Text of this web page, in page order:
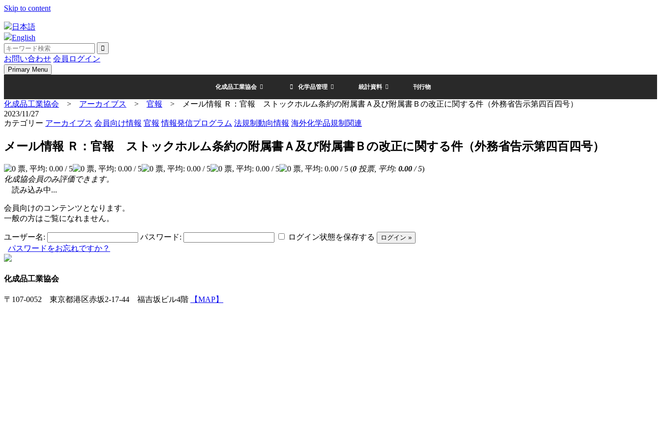
Skip to content
日本語
English
お問い合わせ 会員ログイン
Primary Menu
化成品工業協会 化学品管理 統計資料 刊行物
化成品工業協会 > アーカイブス > 官報 >
メール情報 Ｒ：官報 ストックホルム条約の附属書Ａ及び附属書Ｂの改正に関する件（外務省告示第四百四号）
2023/11/27
カテゴリー アーカイブス 会員向け情報 官報 情報発信プログラム 法規制動向情報 海外化学品規制関連
メール情報 Ｒ：官報 ストックホルム条約の附属書Ａ及び附属書Ｂの改正に関する件（外務省告示第四百四号）
(0 投票, 平均: 0.00 / 5)
化成協会員のみ評価できます。
読み込み中...
会員向けのコンテンツとなります。
一般の方はご覧になれません。
ユーザー名: パスワード:
ログイン状態を保存する
パスワードをお忘れですか？
化成品工業協会
〒107-0052 東京都港区赤坂2-17-44 福吉坂ビル4階 【MAP】